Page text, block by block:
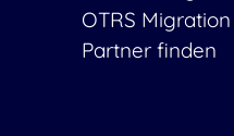
OTRS Migration
Partner finden